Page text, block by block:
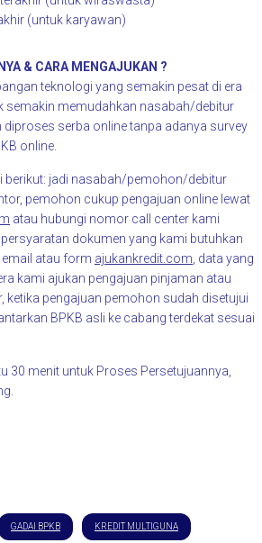
(untuk karyawan)
& CARA MENGAJUKAN ?
teknologi yang semakin pesat di era
semakin memudahkan nasabah/debitur
diproses serba online tanpa adanya survey
online.
berikut: jadi nasabah/pemohon/debitur
pemohon cukup pengajuan online lewat
atau hubungi nomor call center kami
dokumen yang kami butuhkan
email atau form ajukankredit.com , data yang
kami ajukan pengajuan pinjaman atau
ketika pengajuan pemohon sudah disetujui
BPKB asli ke cabang terdekat sesuai
30 menit untuk Proses Persetujuannya,
GADAI BPKB KREDIT MULTIGUNA